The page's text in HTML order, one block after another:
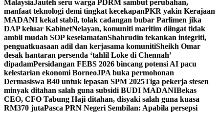
MalaysiaJauteh seru warga PDRM sambut perubahan,
manfaat teknologi demi tingkat kecekapanPKR yakin Kerajaan
MADANI kekal stabil, tolak cadangan bubar Parlimen jika
DAP keluar KabinetNelayan, komuniti maritim diingat tidak
ambil mudah SOP keselamatanShahrudin tekankan integriti,
penguatkuasaan adil dan kerjasama komunitiSheikh Omar
desak hantaran persenda ‘tahlil Loke di Chennah’
dipadamPersidangan FEBS 2026 bincang potensi AI pacu
kelestarian ekonomi BorneoJPA buka permohonan
Dermasiswa B40 untuk lepasan SPM 2025Tiga pekerja stesen
minyak ditahan salah guna subsidi BUDI MADANIBekas
CEO, CFO Tabung Haji ditahan, disyaki salah guna kuasa
RM370 jutaPasca PRN Negeri Sembilan: Apabila persepsi